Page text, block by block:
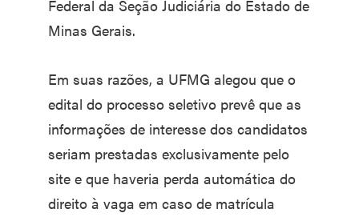
Federal da Seção Judiciária do Estado de
Minas Gerais.
Em suas razões, a UFMG alegou que o
edital do processo seletivo prevê que as
informações de interesse dos candidatos
seriam prestadas exclusivamente pelo
site e que haveria perda automática do
direito à vaga em caso de matrícula